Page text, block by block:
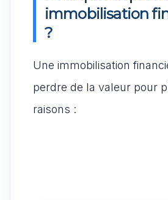
immobilisation
?
Une immobilisation
perdre de la valeur pour
raisons :